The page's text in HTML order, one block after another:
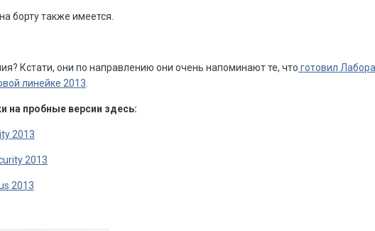
борту также имеется.
Кстати, они по направлению они очень напоминают те, что готовил
линейке 2013
на пробные версии здесь:
2013
2013
2013